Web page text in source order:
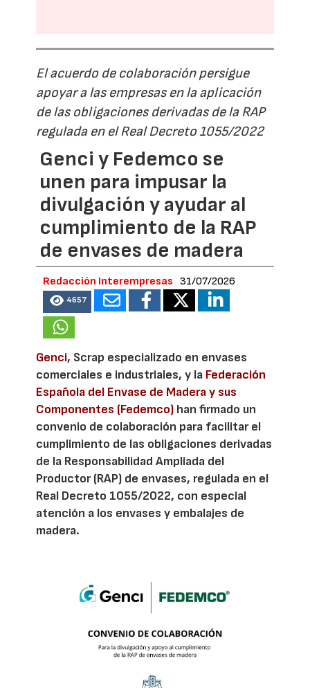
El acuerdo de colaboración persigue
apoyar a las empresas en la aplicación
de las obligaciones derivadas de la RAP
regulada en el Real Decreto 1055/2022
Genci y Fedemco se
unen para impusar la
divulgación y ayudar al
cumplimiento de la RAP
de envases de madera
Redacción Interempresas 31/07/2026
4657
Genci, Scrap especializado en envases
comerciales e industriales, y la Federación
Española del Envase de Madera y sus
Componentes (Fedemco) han firmado un
convenio de colaboración para facilitar el
cumplimiento de las obligaciones derivadas
de la Responsabilidad Ampliada del
Productor (RAP) de envases, regulada en el
Real Decreto 1055/2022, con especial
atención a los envases y embalajes de
madera.